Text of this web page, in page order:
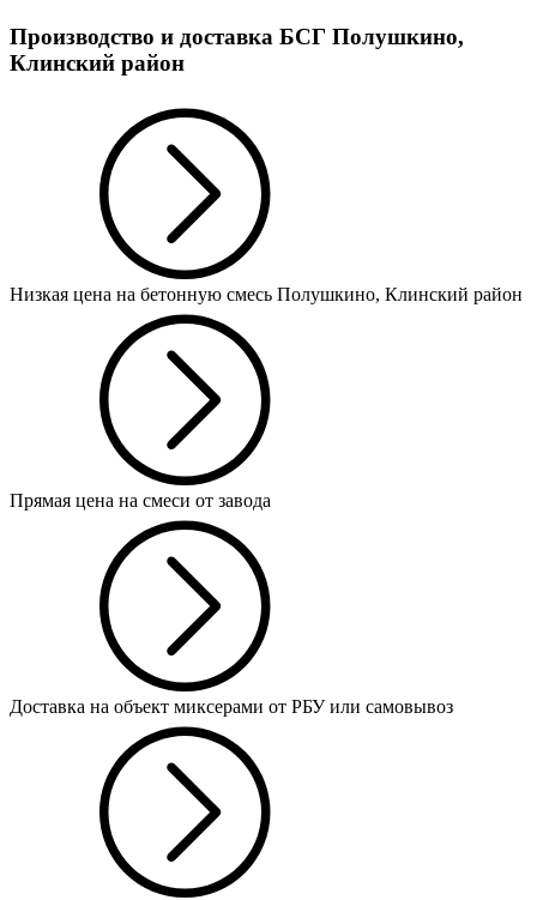
Производство и доставка БСГ Полушкино,
Клинский район
Низкая цена на бетонную смесь Полушкино, Клинский район
Прямая цена на смеси от завода
Доставка на объект миксерами от РБУ или самовывоз